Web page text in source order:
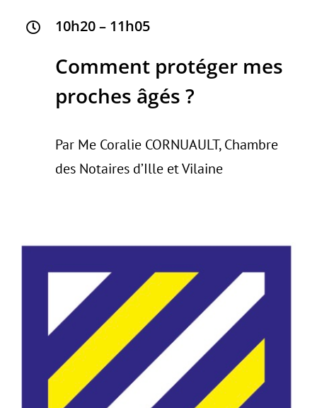
10h20 – 11h05
Comment protéger mes
proches âgés ?
Par Me Coralie CORNUAULT, Chambre
des Notaires d’Ille et Vilaine